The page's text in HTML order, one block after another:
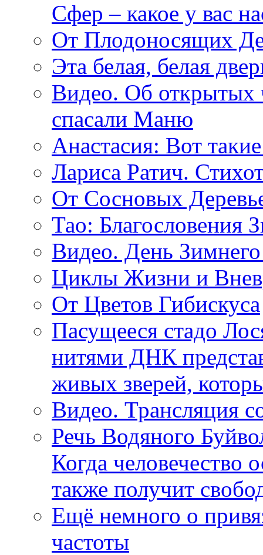
Сфер – какое у вас
От Плодоносящих
Эта белая, белая
Видео. Об открытых
спасали Маню
Анастасия: Вот
Лариса Ратич.
От Сосновых
Тао: Благословения
Видео. День
Циклы Жизни и
От Цветов Гибискуса
Пасущееся стадо
нитями ДНК
живых зверей,
Видео. Трансляция
Речь Водяного
Когда человечество
также получит
Ещё немного о
частоты